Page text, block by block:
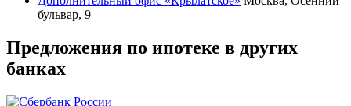
бульвар, 9
Предложения по ипотеке в других
банках